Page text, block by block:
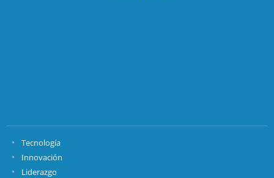
Tecnología
Innovación
Liderazgo